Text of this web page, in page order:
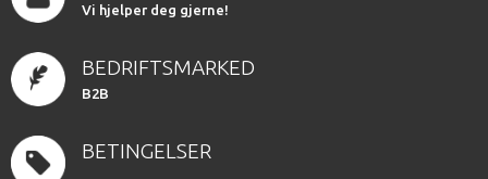
Vi hjelper deg gjerne!
BEDRIFTSMARKED
B2B
BETINGELSER